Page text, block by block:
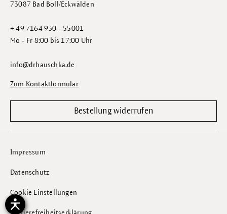
73087 Bad Boll/Eckwälden
+ 49 7164 930 - 55001
Mo - Fr 8:00 bis 17:00 Uhr
info@drhauschka.de
Zum Kontaktformular
Bestellung widerrufen
Impressum
Datenschutz
Cookie Einstellungen